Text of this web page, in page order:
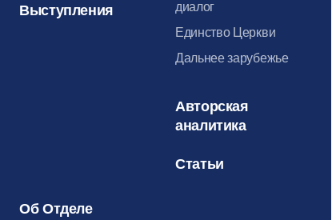
Выступления
диалог
Единство Церкви
Дальнее зарубежье
Авторская
аналитика
Статьи
Об Отделе